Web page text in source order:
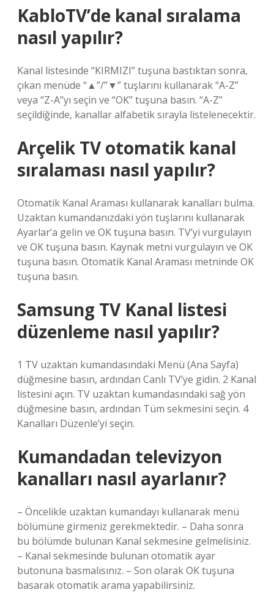
KabloTV’de kanal sıralama
nasıl yapılır?
Kanal listesinde “KIRMIZI” tuşuna bastıktan sonra,
çıkan menüde “▲”/”▼” tuşlarını kullanarak “A-Z”
veya “Z-A”yı seçin ve “OK” tuşuna basın. “A-Z”
seçildiğinde, kanallar alfabetik sırayla listelenecektir.
Arçelik TV otomatik kanal
sıralaması nasıl yapılır?
Otomatik Kanal Araması kullanarak kanalları bulma.
Uzaktan kumandanızdaki yön tuşlarını kullanarak
Ayarlar’a gelin ve OK tuşuna basın. TV’yi vurgulayın
ve OK tuşuna basın. Kaynak metni vurgulayın ve OK
tuşuna basın. Otomatik Kanal Araması metninde OK
tuşuna basın.
Samsung TV Kanal listesi
düzenleme nasıl yapılır?
1 TV uzaktan kumandasındaki Menü (Ana Sayfa)
düğmesine basın, ardından Canlı TV’ye gidin. 2 Kanal
listesini açın. TV uzaktan kumandasındaki sağ yön
düğmesine basın, ardından Tüm sekmesini seçin. 4
Kanalları Düzenle’yi seçin.
Kumandadan televizyon
kanalları nasıl ayarlanır?
– Öncelikle uzaktan kumandayı kullanarak menü
bölümüne girmeniz gerekmektedir. – Daha sonra
bu bölümde bulunan Kanal sekmesine gelmelisiniz.
– Kanal sekmesinde bulunan otomatik ayar
butonuna basmalısınız. – Son olarak OK tuşuna
basarak otomatik arama yapabilirsiniz.